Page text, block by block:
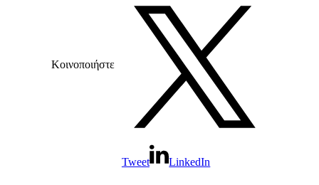
Κοινοποιήστε
Tweet LinkedIn